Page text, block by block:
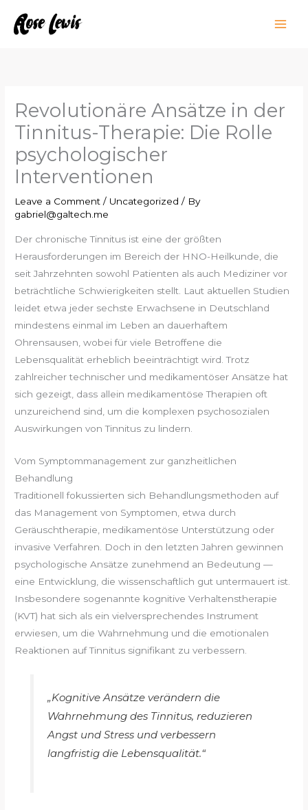
Revolutionäre Ansätze in der
Tinnitus-Therapie: Die Rolle
psychologischer
Interventionen
Leave a Comment / Uncategorized / By
gabriel@galtech.me
Der chronische Tinnitus ist eine der größten
Herausforderungen im Bereich der HNO-Heilkunde, die
seit Jahrzehnten sowohl Patienten als auch Mediziner vor
beträchtliche Schwierigkeiten stellt. Laut aktuellen Studien
leidet etwa jeder sechste Erwachsene in Deutschland
mindestens einmal im Leben an dauerhaftem
Ohrensausen, wobei für viele Betroffene die
Lebensqualität erheblich beeinträchtigt wird. Trotz
zahlreicher technischer und medikamentöser Ansätze hat
sich gezeigt, dass allein medikamentöse Therapien oft
unzureichend sind, um die komplexen psychosozialen
Auswirkungen von Tinnitus zu lindern.
Vom Symptommanagement zur ganzheitlichen
Behandlung
Traditionell fokussierten sich Behandlungsmethoden auf
das Management von Symptomen, etwa durch
Geräuschtherapie, medikamentöse Unterstützung oder
invasive Verfahren. Doch in den letzten Jahren gewinnen
psychologische Ansätze zunehmend an Bedeutung —
eine Entwicklung, die wissenschaftlich gut untermauert ist.
Insbesondere sogenannte kognitive Verhaltenstherapie
(KVT) hat sich als ein vielversprechendes Instrument
erwiesen, um die Wahrnehmung und die emotionalen
Reaktionen auf Tinnitus signifikant zu verbessern.
„Kognitive Ansätze verändern die
Wahrnehmung des Tinnitus, reduzieren
Angst und Stress und verbessern
langfristig die Lebensqualität.“